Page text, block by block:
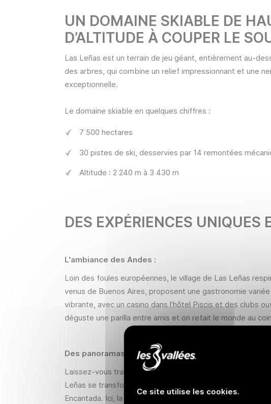
UN DOMAINE SKIABLE DE
D’ALTITUDE À COUPER LE
Las Leñas est un terrain de jeu géant, entièrement au-
des arbres, qui combine un relief impressionnant et une
exceptionnelle.
Le domaine skiable en quelques chiffres :
7 500 hectares
30 pistes de ski, desservies par 14 remontées
Altitude : 2 240 m à 3 430 m
DES EXPÉRIENCES UNIQUES
L'ambiance des Andes :
Loin des foules européennes, le village de Las Leñas
venus de Buenos Aires, proposent une gastronomie
vibrante, avec un casino dans l’hôtel Piscis et des clubs
déguste une parilla entre amis et on refait le monde au
Des panoramas grandioses et une immersion
Laissez-vous transporter par la démesure de la
Leñas se transforme en un désert blanc spectaculaire,
Encantada. Ici, la sensation d'isolement est totale : vous
Ce site utilise les cookies.